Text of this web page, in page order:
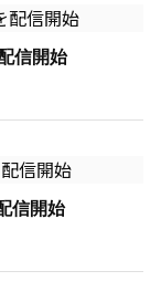
信開始
信開始